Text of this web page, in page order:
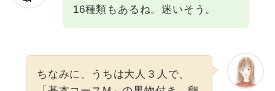
16種類もあるね。迷いそう。
ちなみに、うちは大人３人で、